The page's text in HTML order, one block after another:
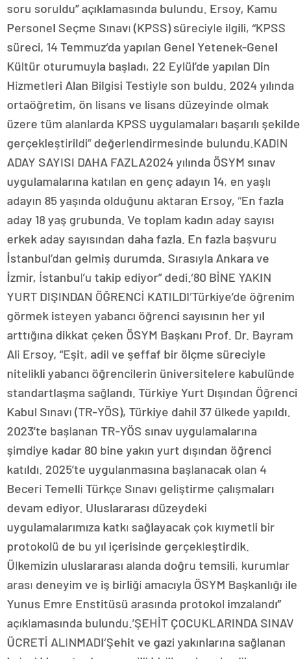
soru soruldu” açıklamasında bulundu. Ersoy, Kamu
Personel Seçme Sınavı (KPSS) süreciyle ilgili, “KPSS
süreci, 14 Temmuz’da yapılan Genel Yetenek-Genel
Kültür oturumuyla başladı, 22 Eylül’de yapılan Din
Hizmetleri Alan Bilgisi Testiyle son buldu. 2024 yılında
ortaöğretim, ön lisans ve lisans düzeyinde olmak
üzere tüm alanlarda KPSS uygulamaları başarılı şekilde
gerçekleştirildi” değerlendirmesinde bulundu.KADIN
ADAY SAYISI DAHA FAZLA2024 yılında ÖSYM sınav
uygulamalarına katılan en genç adayın 14, en yaşlı
adayın 85 yaşında olduğunu aktaran Ersoy, “En fazla
aday 18 yaş grubunda. Ve toplam kadın aday sayısı
erkek aday sayısından daha fazla. En fazla başvuru
İstanbul’dan gelmiş durumda. Sırasıyla Ankara ve
İzmir, İstanbul’u takip ediyor” dedi.’80 BİNE YAKIN
YURT DIŞINDAN ÖĞRENCİ KATILDI’Türkiye’de öğrenim
görmek isteyen yabancı öğrenci sayısının her yıl
arttığına dikkat çeken ÖSYM Başkanı Prof. Dr. Bayram
Ali Ersoy, “Eşit, adil ve şeffaf bir ölçme süreciyle
nitelikli yabancı öğrencilerin üniversitelere kabulünde
standartlaşma sağlandı. Türkiye Yurt Dışından Öğrenci
Kabul Sınavı (TR-YÖS), Türkiye dahil 37 ülkede yapıldı.
2023’te başlanan TR-YÖS sınav uygulamalarına
şimdiye kadar 80 bine yakın yurt dışından öğrenci
katıldı. 2025’te uygulanmasına başlanacak olan 4
Beceri Temelli Türkçe Sınavı geliştirme çalışmaları
devam ediyor. Uluslararası düzeydeki
uygulamalarımıza katkı sağlayacak çok kıymetli bir
protokolü de bu yıl içerisinde gerçekleştirdik.
Ülkemizin uluslararası alanda doğru temsili, kurumlar
arası deneyim ve iş birliği amacıyla ÖSYM Başkanlığı ile
Yunus Emre Enstitüsü arasında protokol imzalandı”
açıklamasında bulundu.’ŞEHİT ÇOCUKLARINDA SINAV
ÜCRETİ ALINMADI’Şehit ve gazi yakınlarına sağlanan